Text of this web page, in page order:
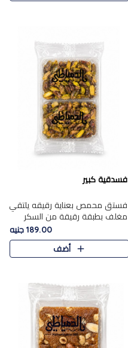
فسدقية كبير
فستق محمص بعناية رقيقه يلتقي
مغلف بطبقة رقيقة من السكر
المكرمل، ليقدم مذاقًا فاخرًا حلوي
شرقية فاخرة ونكهة غنية ناتي تميز
كل قطعة و قوام هش
189.00 جنيه
أضف